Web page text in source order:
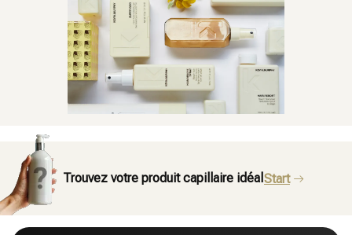
Trouvez votre produit capillaire idéal Start